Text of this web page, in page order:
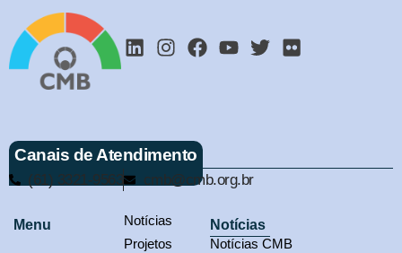
Canais de Atendimento
(61) 3321-9563 cmb@cmb.org.br
Menu
Notícias
Projetos
Notícias
Notícias CMB